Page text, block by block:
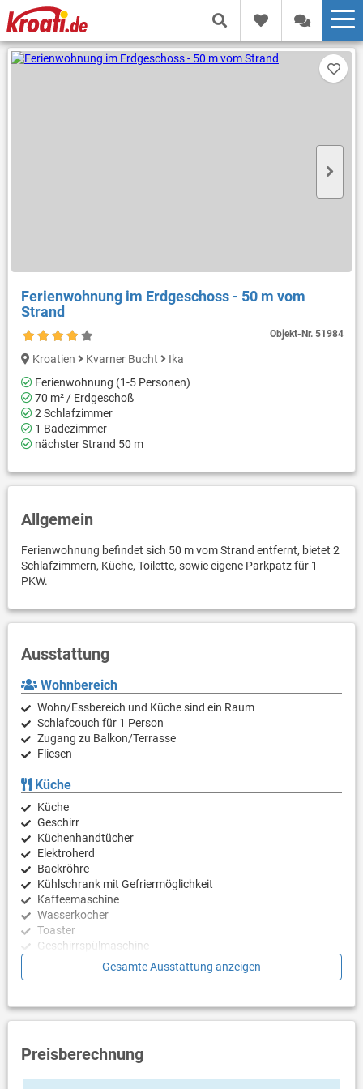
Ferienwohnung im Erdgeschoss - 50 m vom
Strand
Objekt-Nr.51984
Kroatien Kvarner Bucht
Ika
Ferienwohnung (1-5 Personen)
70 m² / Erdgeschoß
2 Schlafzimmer
1 Badezimmer
nächster Strand 50 m
Allgemein
Ferienwohnung befindet sich 50 m vom Strand entfernt, bietet 2
Schlafzimmern, Küche, Toilette, sowie eigene Parkpatz für 1
PKW.
Ausstattung
Wohnbereich
Wohn/Essbereich und Küche sind ein Raum
Schlafcouch für 1 Person
Zugang zu Balkon/Terrasse
Fliesen
Küche
Küche
Geschirr
Küchenhandtücher
Elektroherd
Backröhre
Kühlschrank mit Gefriermöglichkeit
Kaffeemaschine
Wasserkocher
Toaster
Geschirrspülmaschine
Schlafzimmer
Schlafzimmer mit Doppelbett, Fliesen
Badezimmer
Gesamte Ausstattung anzeigen
Preisberechnung